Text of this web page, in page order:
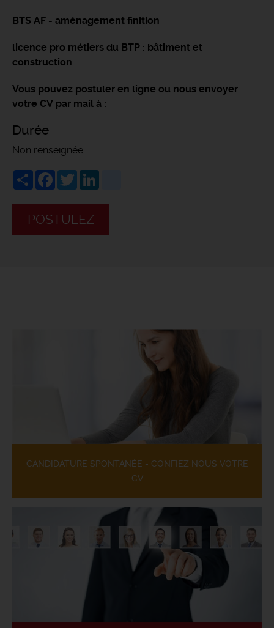
BTS AF - aménagement finition
licence pro métiers du BTP : bâtiment et
construction
Vous pouvez postuler en ligne ou nous envoyer
votre CV par mail à :
Durée
Non renseignée
ShareFacebook
Twitter
POSTULEZ
CANDIDATURE SPONTANÉE - CONFIEZ NOUS VOTRE
CV